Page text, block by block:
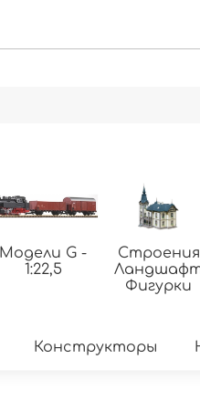
Модели G -
1:22,5
Строения
Фигурки
Конструкторы